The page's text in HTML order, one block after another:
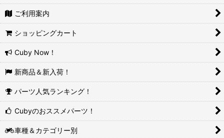
ご利用案内
ショッピングカート
Cuby Now！
新商品＆新入荷！
パーツ人気ランキング！
Cubyのおススメパーツ！
車種＆カテゴリー別